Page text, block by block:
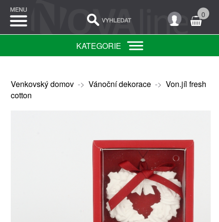
0
KATEGORIE
Venkovský domov-> Vánoční dekorace-> Von.jíl fresh
cotton